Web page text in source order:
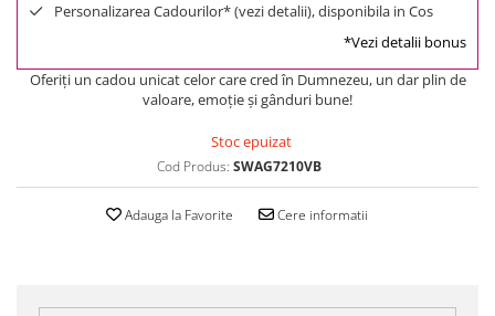
Personalizarea Cadourilor* (vezi detalii), disponibila in Cos
*Vezi detalii bonus
Oferiţi un cadou unicat celor care cred în Dumnezeu, un dar plin de
valoare, emoţie şi gânduri bune!
Stoc epuizat
Cod Produs: SWAG7210VB
Adauga la Favorite Cere informatii